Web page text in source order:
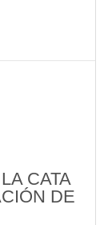
CATA
DE